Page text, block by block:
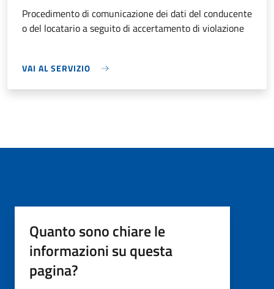
Procedimento di comunicazione dei dati del conducente
o del locatario a seguito di accertamento di violazione
VAI AL SERVIZIO
Quanto sono chiare le
informazioni su questa
pagina?